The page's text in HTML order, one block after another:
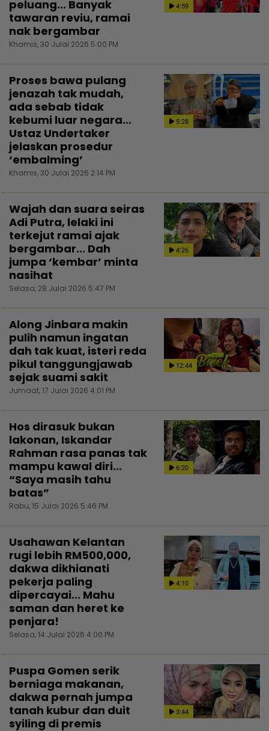
4:59
peluang... Banyak
tawaran reviu, ramai
nak bergambar
Khamis, 30 Julai 2026 5:00 PM
5:28
Proses bawa pulang
jenazah tak mudah,
ada sebab tidak
kebumi luar negara...
Ustaz Undertaker
jelaskan prosedur
‘embalming’
Khamis, 30 Julai 2026 2:14 PM
4:26
Wajah dan suara seiras
Adi Putra, lelaki ini
terkejut ramai ajak
bergambar... Dah
jumpa ‘kembar’ minta
nasihat
Selasa, 28 Julai 2026 5:47 PM
12:44
Along Jinbara makin
pulih namun ingatan
dah tak kuat, isteri reda
pikul tanggungjawab
sejak suami sakit
Jumaat, 17 Julai 2026 4:01 PM
6:20
Hos dirasuk bukan
lakonan, Iskandar
Rahman rasa panas tak
mampu kawal diri...
“Saya masih tahu
batas”
Rabu, 15 Julai 2026 5:46 PM
4:10
Usahawan Kelantan
rugi lebih RM500,000,
dakwa dikhianati
pekerja paling
dipercayai... Mahu
saman dan heret ke
penjara!
Selasa, 14 Julai 2026 4:00 PM
3:44
Puspa Gomen serik
berniaga makanan,
dakwa pernah jumpa
tanah kubur dan duit
syiling di premis